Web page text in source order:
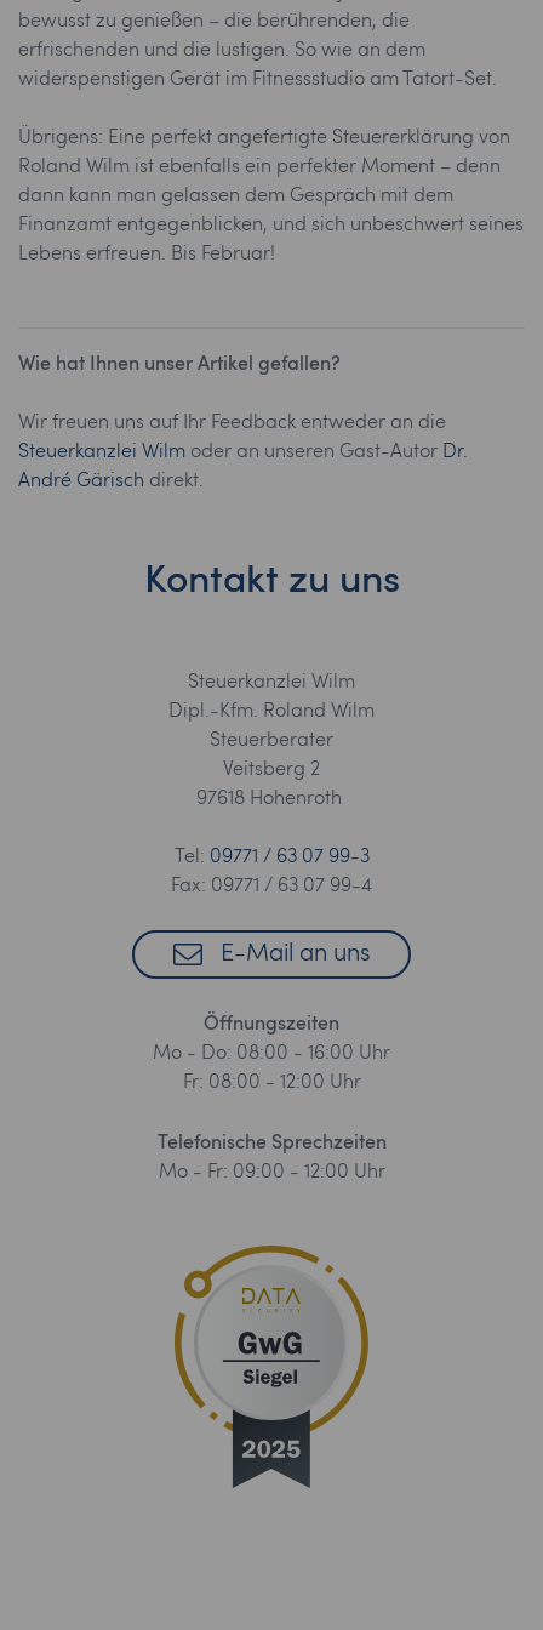
bewusst zu genießen – die berührenden, die
erfrischenden und die lustigen. So wie an dem
widerspenstigen Gerät im Fitnessstudio am Tatort-Set.
Übrigens: Eine perfekt angefertigte Steuererklärung von
Roland Wilm ist ebenfalls ein perfekter Moment – denn
dann kann man gelassen dem Gespräch mit dem
Finanzamt entgegenblicken, und sich unbeschwert seines
Lebens erfreuen. Bis Februar!
Wie hat Ihnen unser Artikel gefallen?
Wir freuen uns auf Ihr Feedback entweder an die
Steuerkanzlei Wilm oder an unseren Gast-Autor Dr.
André Gärisch direkt.
Kontakt zu uns
Steuerkanzlei Wilm
Dipl.-Kfm. Roland Wilm
Steuerberater
Veitsberg 2
97618 Hohenroth
Tel: 09771 / 63 07 99-3
Fax: 09771 / 63 07 99-4
E-Mail an uns
Öffnungszeiten
Mo - Do: 08:00 - 16:00 Uhr
Fr: 08:00 - 12:00 Uhr
Telefonische Sprechzeiten
Mo - Fr: 09:00 - 12:00 Uhr